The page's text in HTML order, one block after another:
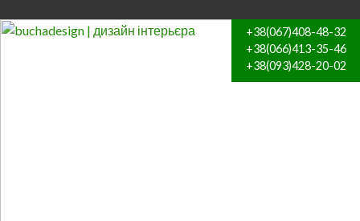
+38(067)408-48-32
+38(066)413-35-46
+38(093)428-20-02